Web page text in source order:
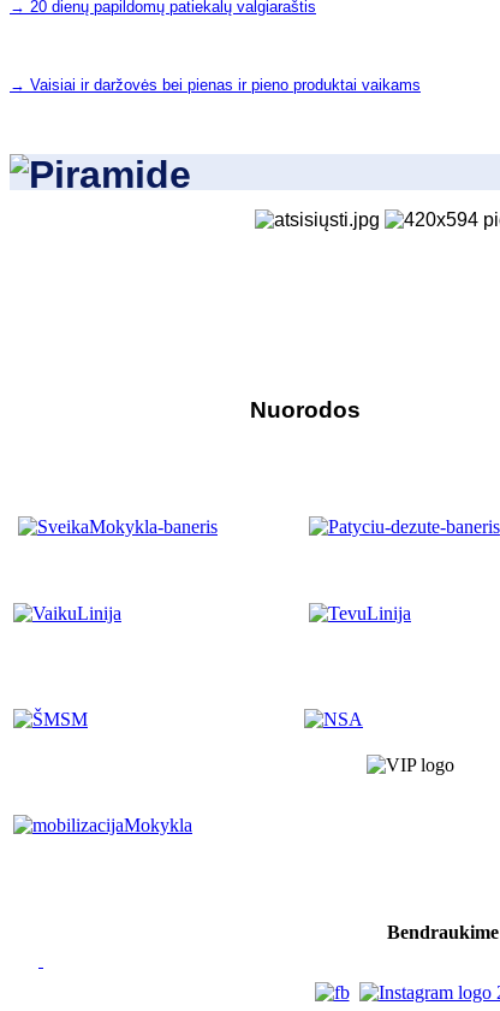
→ 20 dienų papildomų patiekalų valgiaraštis
→ Vaisiai ir daržovės bei pienas ir pieno produktai vaikams
Nuorodos
Bendraukime